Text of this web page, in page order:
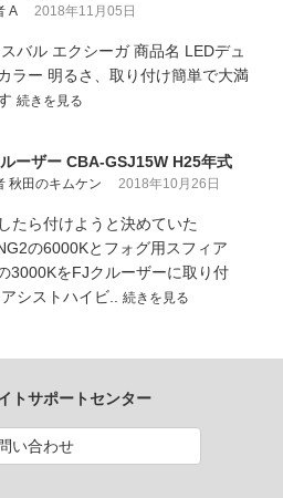
A 2018年11月05日
バル エクシーガ 商品名 LEDデュ
ラー 明るさ、取り付け簡単で大満
続きを見る
ーザー CBA-GSJ15W H25年式
秋田のキムケン 2018年10月26日
たら付けようと決めていた
の6000Kとフォグ用スフィア
3000KをFJクルーザーに取り付
シストハイビ.. 続きを見る
トサポートセンター
問い合わせ